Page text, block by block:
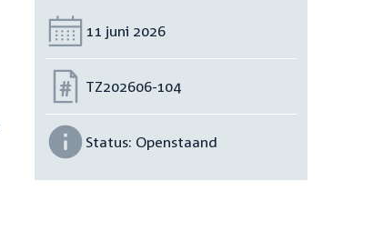
Datum:
11 juni 2026
Nummer:
TZ202606-104
Status: Openstaand